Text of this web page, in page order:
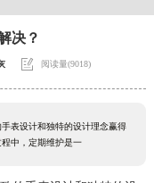
决？
 阅读量(9018)
表设计和独特的设计理念赢得
中，定期维护是一